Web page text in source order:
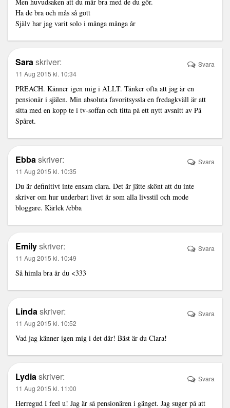
Ha de bra och mås så gott
Själv har jag varit solo i många många år
Saraskriver:
11 Aug 2015 kl. 10:34
PREACH. Känner igen mig i ALLT. Tänker ofta att jag är en
pensionär i själen. Min absoluta favoritsyssla en fredagkväll är att
sitta med en kopp te i tv-soffan och titta på ett nytt avsnitt av På
Spåret.
Svara
Ebbaskriver:
11 Aug 2015 kl. 10:35
Du är definitivt inte ensam clara. Det är jätte skönt att du inte
skriver om hur underbart livet är som alla livsstil och mode
bloggare. Kärlek /ebba
Svara
Emilyskriver:
11 Aug 2015 kl. 10:49
Så himla bra är du <333
Svara
Lindaskriver:
11 Aug 2015 kl. 10:52
Vad jag känner igen mig i det där! Bäst är du Clara!
Svara
Lydiaskriver:
11 Aug 2015 kl. 11:00
Herregud I feel u! Jag är så pensionären i gänget. Jag suger på att
Svara